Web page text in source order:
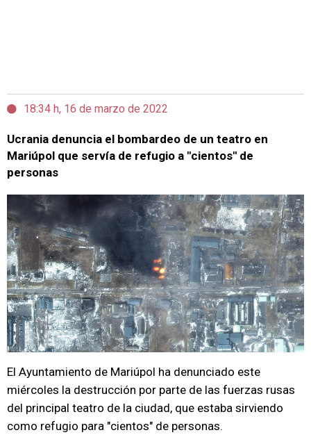
18:34 h, 16 de marzo de 2022
Ucrania denuncia el bombardeo de un teatro en
Mariúpol que servía de refugio a "cientos" de
personas
El Ayuntamiento de Mariúpol ha denunciado este
miércoles la destrucción por parte de las fuerzas rusas
del principal teatro de la ciudad, que estaba sirviendo
como refugio para "cientos" de personas.